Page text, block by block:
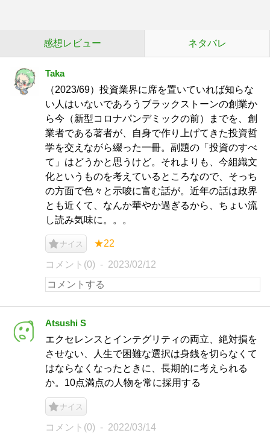
感想レビュー ネタバレ
Taka
（2023/69）投資業界に席を置いていれば知らな
い人はいないであろうブラックストーンの創業か
ら今（新型コロナパンデミックの前）までを、創
業者である著者が、自身で作り上げてきた投資哲
学を交えながら綴った一冊。副題の「投資のすべ
て」はどうかと思うけど。それよりも、今組織文
化というものを考えているところなので、そっち
の方面で色々と示唆に富む話が。近年の話は政界
とも近くて、なんか華やか過ぎるから、ちょい流
し読み気味に。。。
ナイス ★22
コメント(0) 2023/02/12
Atsushi S
エクセレンスとインテグリティの両立、絶対損を
させない、人生で困難な選択は身銭を切らなくて
はならなくなったときに、長期的に考えられる
か。10点満点の人物を常に採用する
ナイス
コメント(0) 2022/03/14